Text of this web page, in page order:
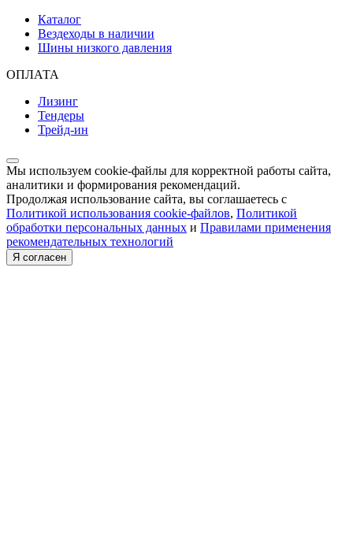
Каталог
Вездеходы в наличии
Шины низкого давления
ОПЛАТА
Лизинг
Тендеры
Трейд-ин
Мы используем cookie-файлы для корректной работы сайта,
аналитики и формирования рекомендаций.
Продолжая использование сайта, вы соглашаетесь с
Политикой использования cookie-файлов, Политикой
обработки персональных данных и Правилами применения
рекомендательных технологий
Я согласен